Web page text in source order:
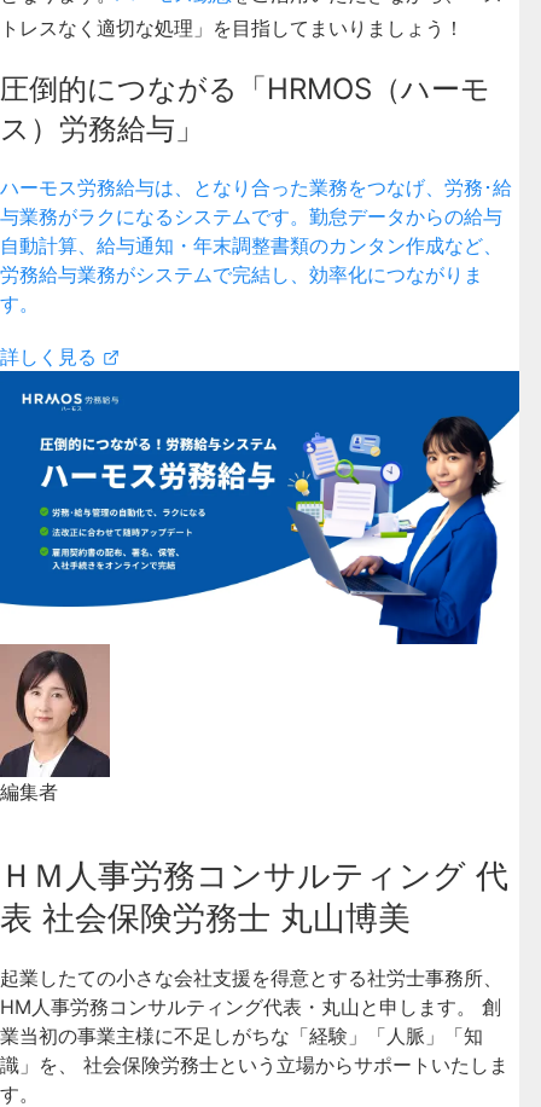
トレスなく適切な処理」を目指してまいりましょう！
圧倒的につながる「HRMOS（ハーモ
ス）労務給与」
ハーモス労務給与は、となり合った業務をつなげ、労務･給
与業務がラクになるシステムです。勤怠データからの給与
自動計算、給与通知・年末調整書類のカンタン作成など、
労務給与業務がシステムで完結し、効率化につながりま
す。
詳しく見る
編集者
ＨＭ人事労務コンサルティング 代
表 社会保険労務士 丸山博美
起業したての小さな会社支援を得意とする社労士事務所、
HM人事労務コンサルティング代表・丸山と申します。 創
業当初の事業主様に不足しがちな「経験」「人脈」「知
識」を、 社会保険労務士という立場からサポートいたしま
す。